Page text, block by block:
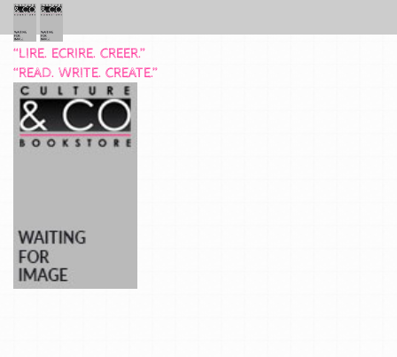
“LIRE. ECRIRE. CREER.”
“READ. WRITE. CREATE.”